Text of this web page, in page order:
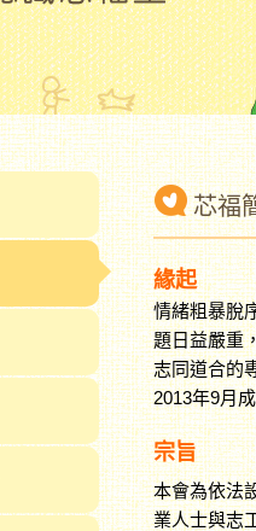
芯福
緣起
情緒粗暴脫
題日益嚴重
志同道合的
2013年9月
宗旨
本會為依法
業人士與志